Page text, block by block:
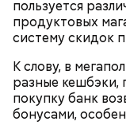
пользуется
продуктовых
систему скидок
К слову, в
разные кешбэки,
покупку банк
бонусами,
того, что
произойти с
лучше какие-то
противном
к
досрочное
предупредил